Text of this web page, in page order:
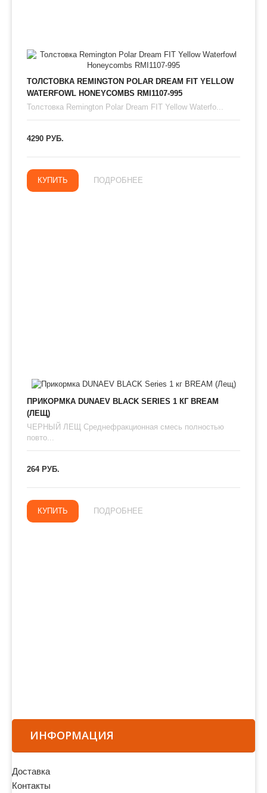
ТОЛСТОВКА REMINGTON POLAR DREAM FIT YELLOW
WATERFOWL HONEYCOMBS RMI1107-995
Толстовка Remington Polar Dream FIT Yellow Waterfo...
4290 РУБ.
КУПИТЬ ПОДРОБНЕЕ
ПРИКОРМКА DUNAEV BLACK SERIES 1 КГ BREAM
(ЛЕЩ)
ЧЕРНЫЙ ЛЕЩ Среднефракционная смесь полностью
повто...
264 РУБ.
КУПИТЬ ПОДРОБНЕЕ
ИНФОРМАЦИЯ
Доставка
Контакты